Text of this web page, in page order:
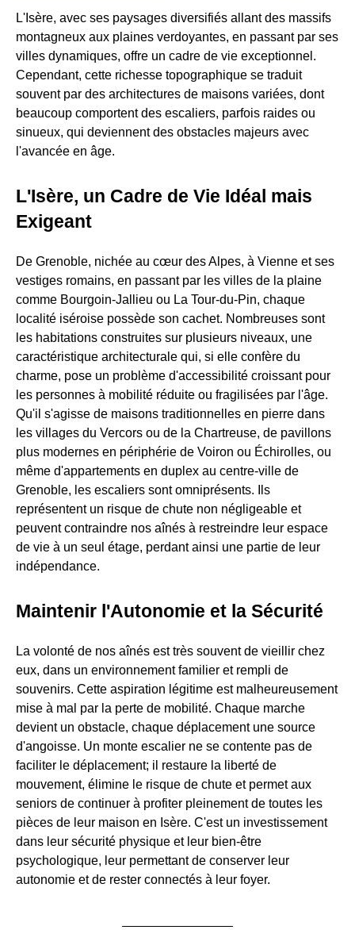
L'Isère, avec ses paysages diversifiés allant des massifs
montagneux aux plaines verdoyantes, en passant par ses
villes dynamiques, offre un cadre de vie exceptionnel.
Cependant, cette richesse topographique se traduit
souvent par des architectures de maisons variées, dont
beaucoup comportent des escaliers, parfois raides ou
sinueux, qui deviennent des obstacles majeurs avec
l'avancée en âge.
L'Isère, un Cadre de Vie Idéal mais
Exigeant
De Grenoble, nichée au cœur des Alpes, à Vienne et ses
vestiges romains, en passant par les villes de la plaine
comme Bourgoin-Jallieu ou La Tour-du-Pin, chaque
localité iséroise possède son cachet. Nombreuses sont
les habitations construites sur plusieurs niveaux, une
caractéristique architecturale qui, si elle confère du
charme, pose un problème d'accessibilité croissant pour
les personnes à mobilité réduite ou fragilisées par l'âge.
Qu'il s'agisse de maisons traditionnelles en pierre dans
les villages du Vercors ou de la Chartreuse, de pavillons
plus modernes en périphérie de Voiron ou Échirolles, ou
même d'appartements en duplex au centre-ville de
Grenoble, les escaliers sont omniprésents. Ils
représentent un risque de chute non négligeable et
peuvent contraindre nos aînés à restreindre leur espace
de vie à un seul étage, perdant ainsi une partie de leur
indépendance.
Maintenir l'Autonomie et la Sécurité
La volonté de nos aînés est très souvent de vieillir chez
eux, dans un environnement familier et rempli de
souvenirs. Cette aspiration légitime est malheureusement
mise à mal par la perte de mobilité. Chaque marche
devient un obstacle, chaque déplacement une source
d'angoisse. Un monte escalier ne se contente pas de
faciliter le déplacement; il restaure la liberté de
mouvement, élimine le risque de chute et permet aux
seniors de continuer à profiter pleinement de toutes les
pièces de leur maison en Isère. C'est un investissement
dans leur sécurité physique et leur bien-être
psychologique, leur permettant de conserver leur
autonomie et de rester connectés à leur foyer.